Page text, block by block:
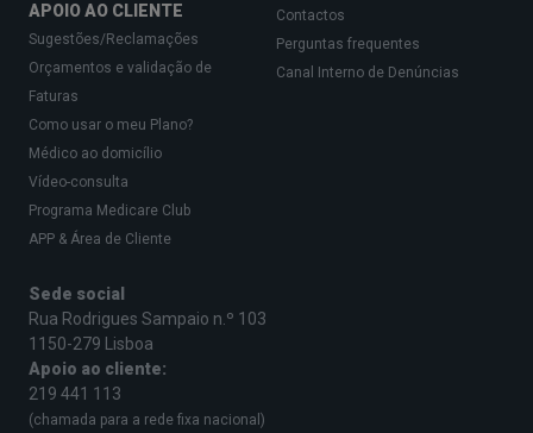
APOIO AO CLIENTE
Sugestões/Reclamações
Orçamentos e validação de
Faturas
Como usar o meu Plano?
Médico ao domicílio
Vídeo-consulta
Programa Medicare Club
APP & Área de Cliente
Contactos
Perguntas frequentes
Canal Interno de Denúncias
Sede social
Rua Rodrigues Sampaio n.º 103
1150-279 Lisboa
Apoio ao cliente:
219 441 113
(chamada para a rede fixa nacional)